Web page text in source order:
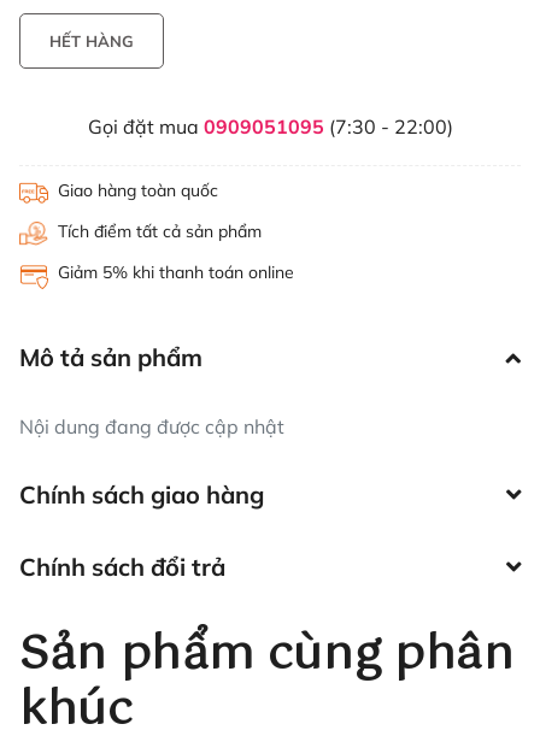
HẾT HÀNG
Gọi đặt mua 0909051095 (7:30 - 22:00)
Giao hàng toàn quốc
Tích điểm tất cả sản phẩm
Giảm 5% khi thanh toán online
Mô tả sản phẩm
Nội dung đang được cập nhật
Chính sách giao hàng
Chính sách đổi trả
Sản phẩm cùng phân
khúc